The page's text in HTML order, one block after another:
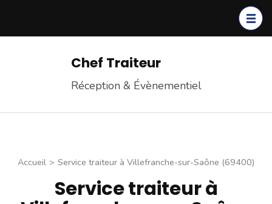
Chef Traiteur
Réception & Évènementiel
Accueil > Service traiteur à Villefranche-sur-Saône (69400)
Service traiteur à